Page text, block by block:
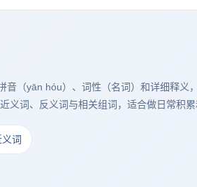
音（yān hóu）、词性（名词）和详细释义
义词、反义词与相关组词，适合做日常积
词